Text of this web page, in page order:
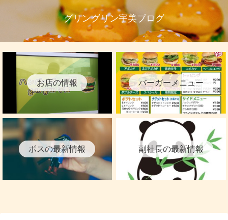
グリングリン宇美ブログ
お店の情報 バーガーメニュー
ボスの最新情報 副社長の最新情報